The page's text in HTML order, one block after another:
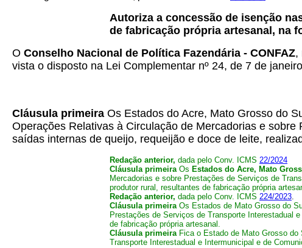
Autoriza a concessão de isenção
de fabricação própria artesanal, na
O Conselho Nacional de Política Fazendária - CONFAZ,
vista o disposto na Lei Complementar nº 24, de 7 de
Cláusula primeira Os Estados do Acre, Mato Grosso do
Operações Relativas à Circulação de Mercadorias e
saídas internas de queijo, requeijão e doce de leite,
Redação anterior, dada pelo Conv. ICMS 22/2024
Cláusula primeiraOs Estados do Acre, Mato
Mercadorias e sobre Prestações de Serviços de
produtor rural, resultantes de fabricação própria
Redação anterior, dada pelo Conv. ICMS 224/2023.
Cláusula primeiraOs Estados de Mato Grosso do
Prestações de Serviços de Transporte Interestadual
de fabricação própria artesanal.
Cláusula primeira Fica o Estado de Mato Grosso
Transporte Interestadual e Intermunicipal e de